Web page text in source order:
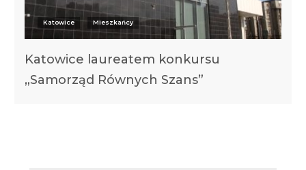
Katowice Mieszkańcy
Katowice laureatem konkursu
„Samorząd Równych Szans”